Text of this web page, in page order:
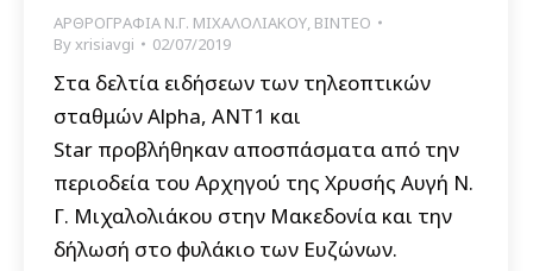
ΑΡΘΡΟΓΡΑΦΙΑ Ν.Γ. ΜΙΧΑΛΟΛΙΑΚΟΥ, ΒΙΝΤΕΟ
Byxrisiavgi 02/07/2019
Στα δελτία ειδήσεων των τηλεοπτικών
σταθμών Alpha, ANT1 και
Star προβλήθηκαν αποσπάσματα από την
περιοδεία του Αρχηγού της Χρυσής Αυγή Ν.
Γ. Μιχαλολιάκου στην Μακεδονία και την
δήλωσή στο φυλάκιο των Ευζώνων.